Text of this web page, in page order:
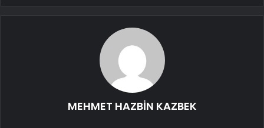
MEHMET HAZBİN KAZBEK